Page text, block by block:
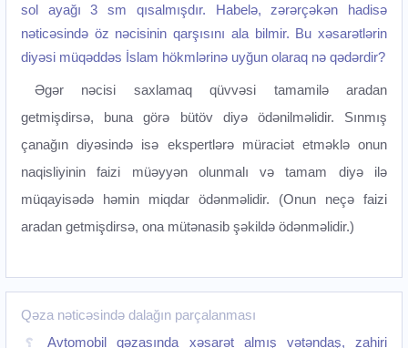
sol ayağı 3 sm qısalmışdır. Habelə, zərərçəkən hadisə
nəticəsində öz nəcisinin qarşısını ala bilmir. Bu xəsarətlərin
diyəsi müqəddəs İslam hökmlərinə uyğun olaraq nə qədərdir?
Əgər nəcisi saxlamaq qüvvəsi tamamilə aradan
getmişdirsə, buna görə bütöv diyə ödənilməlidir. Sınmış
çanağın diyəsində isə ekspertlərə müraciət etməklə onun
naqisliyinin faizi müəyyən olunmalı və tamam diyə ilə
müqayisədə həmin miqdar ödənməlidir. (Onun neçə faizi
aradan getmişdirsə, ona mütənasib şəkildə ödənməlidir.)
Qəza nəticəsində dalağın parçalanması
Avtomobil qəzasında xəsarət almış vətəndaş, zahiri